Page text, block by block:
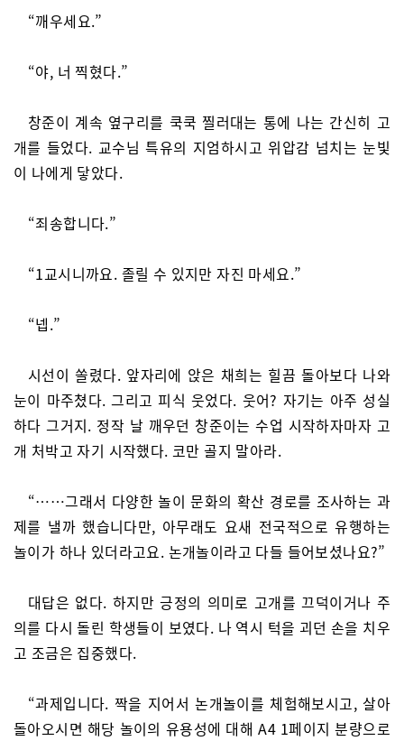
“깨우세요.”
“야, 너 찍혔다.”
창준이 계속 옆구리를 쿡쿡 찔러대는 통에 나는 간신히 고
개를 들었다. 교수님 특유의 지엄하시고 위압감 넘치는 눈빛
이 나에게 닿았다.
“죄송합니다.”
“1교시니까요. 졸릴 수 있지만 자진 마세요.”
“넵.”
시선이 쏠렸다. 앞자리에 앉은 채희는 힐끔 돌아보다 나와
눈이 마주쳤다. 그리고 피식 웃었다. 웃어? 자기는 아주 성실
하다 그거지. 정작 날 깨우던 창준이는 수업 시작하자마자 고
개 처박고 자기 시작했다. 코만 골지 말아라.
“……그래서 다양한 놀이 문화의 확산 경로를 조사하는 과
제를 낼까 했습니다만, 아무래도 요새 전국적으로 유행하는
놀이가 하나 있더라고요. 논개놀이라고 다들 들어보셨나요?”
대답은 없다. 하지만 긍정의 의미로 고개를 끄덕이거나 주
의를 다시 돌린 학생들이 보였다. 나 역시 턱을 괴던 손을 치우
고 조금은 집중했다.
“과제입니다. 짝을 지어서 논개놀이를 체험해보시고, 살아
돌아오시면 해당 놀이의 유용성에 대해 A4 1페이지 분량으로